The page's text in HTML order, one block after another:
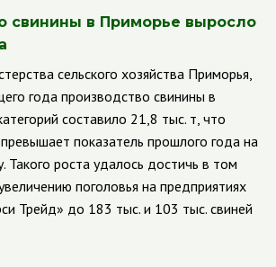
свинины в Приморье выросло
сельского хозяйства Приморья,
года производство свинины в
составило 21,8 тыс. т, что
показатель прошлого года на
Такого роста удалось достичь в том
поголовья на предприятиях
Трейд» до 183 тыс. и 103 тыс. свиней